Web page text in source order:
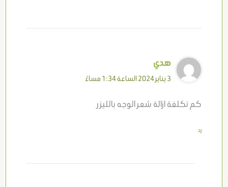
هدي
3 يناير 2024 الساعة 1:34 مساءً
كم تكلفة ازالة شعر الوجه بالليزر
رد